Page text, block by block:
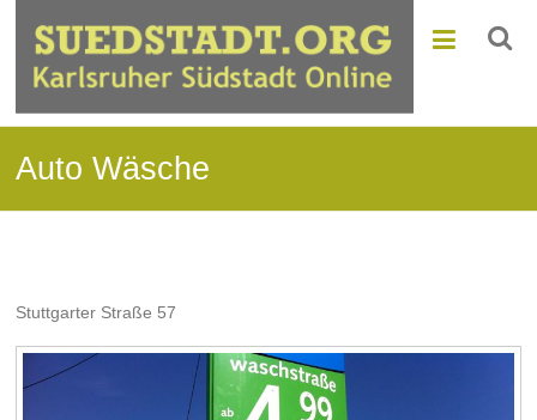
Auto Wäsche
Stuttgarter Straße 57